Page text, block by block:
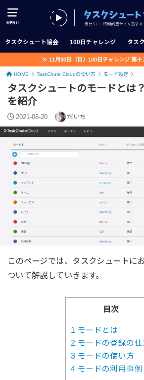
MENU
タスクシュート協会 100日チャレンジ タス
11月30日（日）100日チャレンジ 第十
HOME TaskChute Cloudの使い方 モード設定
タスクシュートのモードとは
を紹介
2021-08-20 だいち
このページでは、タスクシュートに
ついて解説していきます。
目次
1 モードとは
2 モードの登録の仕
3 モードの使い方
4 モードの利用事例